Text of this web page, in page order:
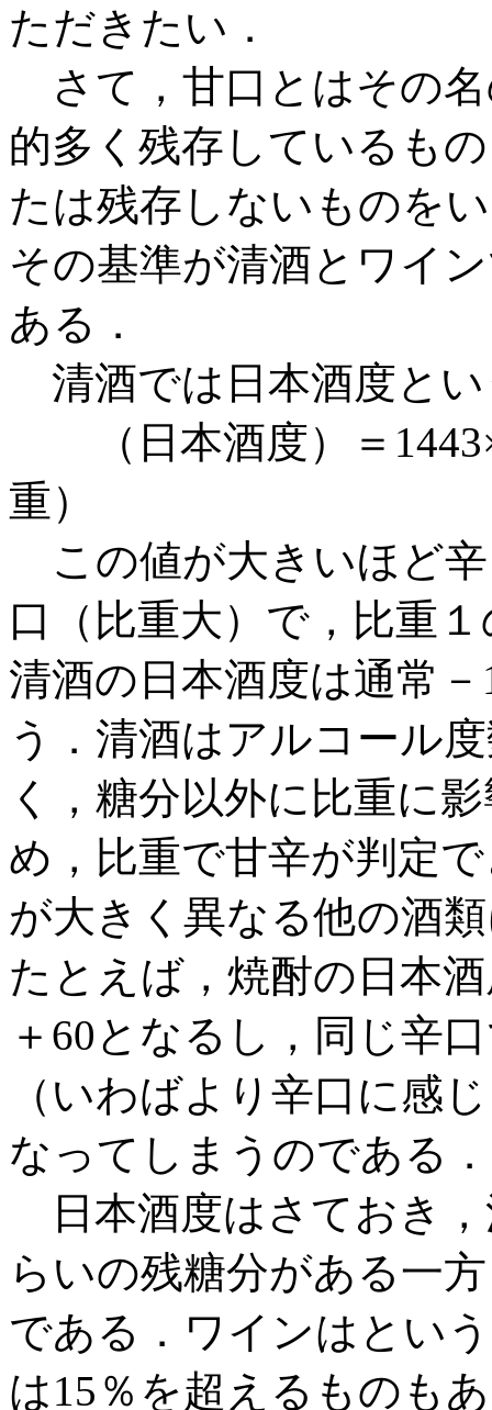
ただきたい．
さて，甘口とはその
的多く残存しているも
たは残存しないものを
その基準が清酒とワイ
ある．
清酒では日本酒度と
（日本酒度）＝
重）
この値が大きいほど
口（比重大）で，比重
清酒の日本酒度は通常
う．清酒はアルコール
く，糖分以外に比重に
め，比重で甘辛が判定
が大きく異なる他の酒
たとえば，焼酎の日本
＋60となるし，同じ辛
（いわばより辛口に感
なってしまうのである．
日本酒度はさておき
らいの残糖分がある一
である．ワインはとい
は15％を超えるものも